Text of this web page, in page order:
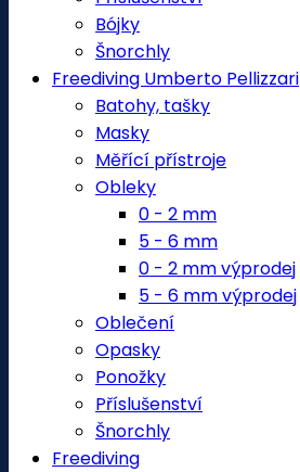
Bójky
Šnorchly
Freediving Umberto Pellizzari
Batohy, tašky
Masky
Měřící přístroje
Obleky
0 - 2 mm
5 - 6 mm
0 - 2 mm výprodej
5 - 6 mm výprodej
Oblečení
Opasky
Ponožky
Příslušenství
Šnorchly
Freediving